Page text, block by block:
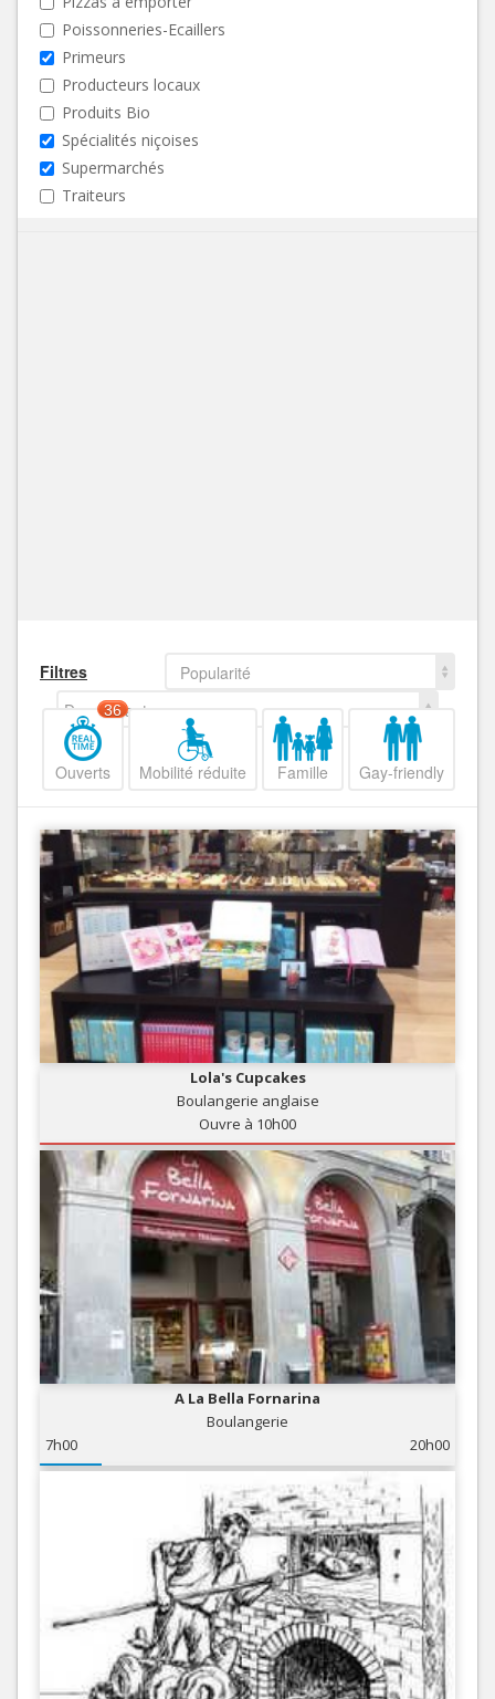
Poissonneries-Ecaillers
Primeurs
Producteurs locaux
Produits Bio
Spécialités niçoises
Supermarchés
Traiteurs
Filtres
Popularité
Decroissant
Ouverts
36
Mobilité réduite Famille Gay-friendly
Lola's Cupcakes
Boulangerie anglaise
Ouvre à 10h00
A La Bella Fornarina
Boulangerie
7h00
20h00